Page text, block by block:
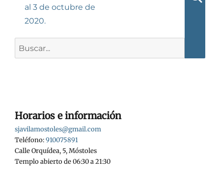
al 3 de octubre de
2020.
Horarios e información
sjavilamostoles@gmail.com
Teléfono:910075891
Calle Orquídea, 5, Móstoles
Templo abierto de 06:30 a 21:30